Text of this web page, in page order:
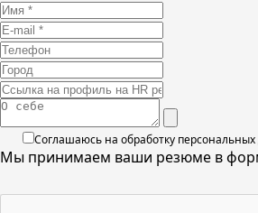
Соглашаюсь на обработку
Мы принимаем ваши резюме в